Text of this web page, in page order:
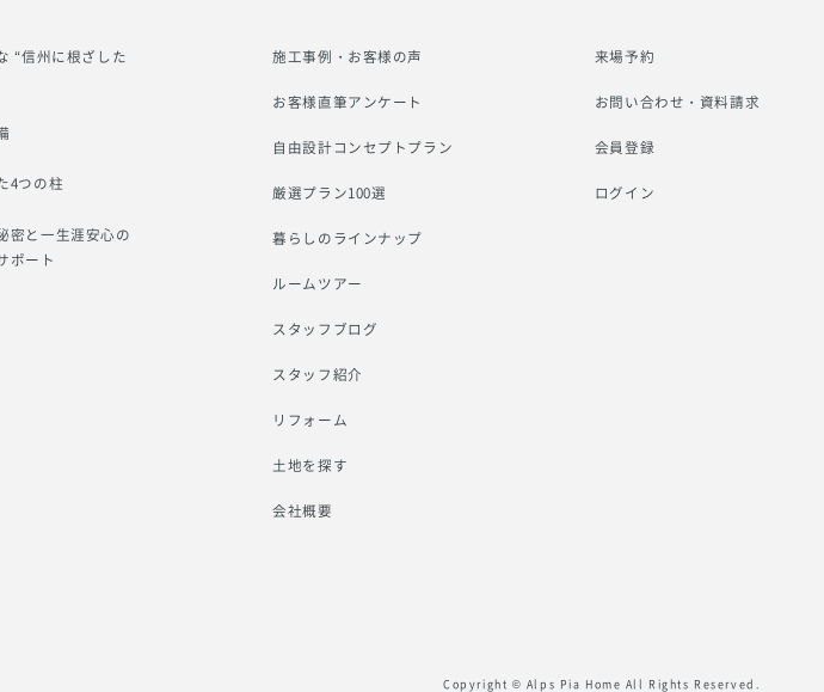
“信州に根ざした
4つの柱
密と一生涯安心の
ポート
施工事例・お客様の声
お客様直筆アンケート
自由設計コンセプトプラン
厳選プラン100選
暮らしのラインナップ
ルームツアー
スタッフブログ
スタッフ紹介
リフォーム
土地を探す
会社概要
来場予約
お問い合わせ・資料請求
会員登録
ログイン
Copyright © Alps Pia Home All Rights Reserved.